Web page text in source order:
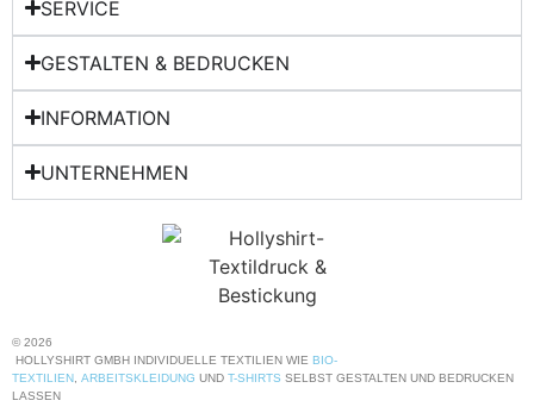
SERVICE
GESTALTEN & BEDRUCKEN
INFORMATION
UNTERNEHMEN
© 2026
HOLLYSHIRT GMBH INDIVIDUELLE TEXTILIEN WIE BIO-
TEXTILIEN ARBEITSKLEIDUNG UND T-SHIRTS SELBST GESTALTEN UND BEDRUCKEN
LASSEN